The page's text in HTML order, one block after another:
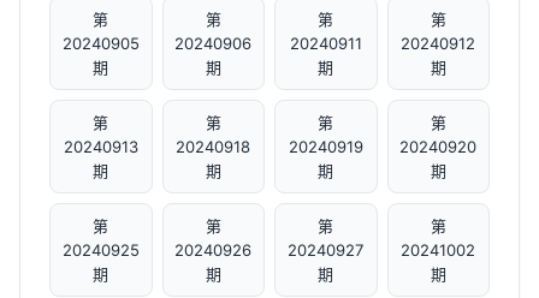
第
20240905
期
第
20240906
期
第
20240911
期
第
20240912
期
第
20240913
期
第
20240918
期
第
20240919
期
第
20240920
期
第
20240925
期
第
20240926
期
第
20240927
期
第
20241002
期